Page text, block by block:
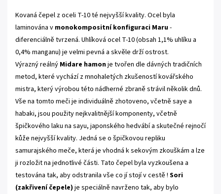
Kovaná čepel z oceli T-10 té nejvyšší kvality. Ocel byla
laminována v monokompositní konfiguraci Maru-
diferenciálně tvrzená. Uhlíková ocel T-10 (obsah 1,1% uhlíku a
0,4% manganu) je velmi pevná a skvěle drží ostrost.
Výrazný reálný Midare hamonje tvořen dle dávných tradičních
metod, které vychází z mnohaletých zkušeností kovářského
mistra, který výrobou této nádherné zbraně strávil několik dnů.
Vše na tomto meči je individuálně zhotoveno, včetně saye a
habaki, jsou použity nejkvalitnější komponenty, včetně
špičkového laku na sayu, japonského hedvábí a skutečné rejnočí
kůže nejvyšší kvality. Jedná se o špičkovou repliku
samurajského meče, která je vhodná k sekovým zkouškám a lze
ji rozložit na jednotlivé části. Tato čepel byla vyzkoušena a
testována tak, aby odstranila vše co jí stojí v cestě ! Sori
(zakřivení čepele) je speciálně navrženo tak, aby bylo